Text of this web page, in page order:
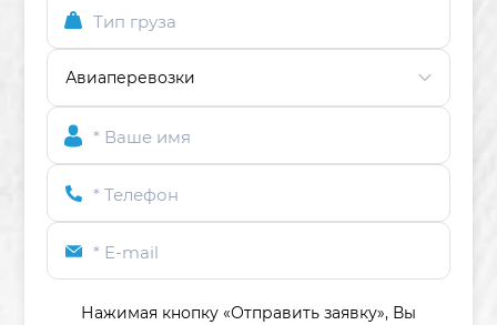
Тип груза
* Ваше имя
* Телефон
* E-mail
Нажимая кнопку «Отправить заявку», Вы